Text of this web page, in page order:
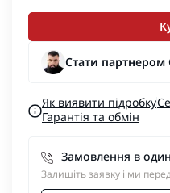
Стати партнером
Як виявити підробку
Гарантія та обмін
Замовлення в
Залишіть заявку і ми